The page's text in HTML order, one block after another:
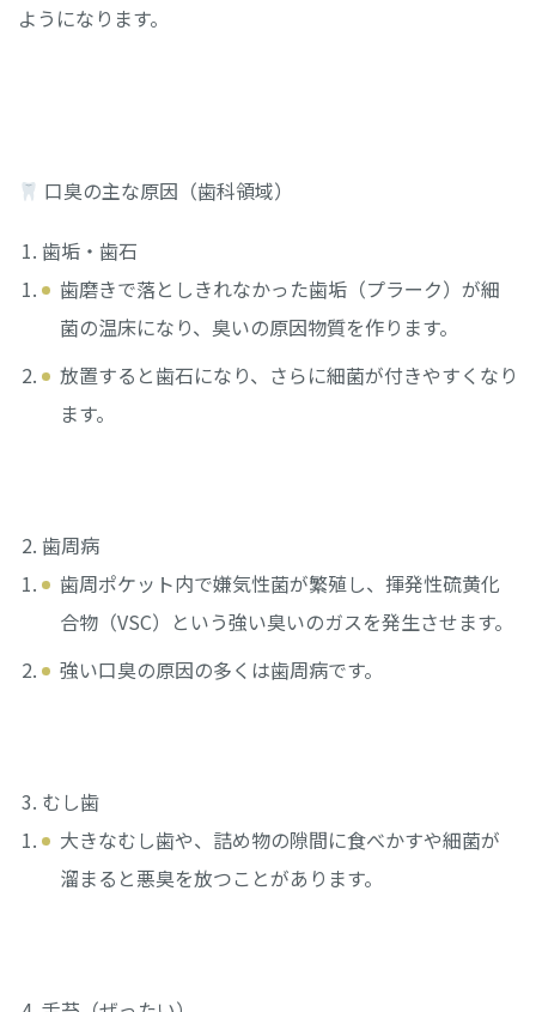
ようになります。
口臭の主な原因（歯科領域）
歯垢・歯石
歯磨きで落としきれなかった歯垢（プラーク）が細
菌の温床になり、臭いの原因物質を作ります。
放置すると歯石になり、さらに細菌が付きやすくなり
ます。
歯周病
歯周ポケット内で嫌気性菌が繁殖し、揮発性硫黄化
合物（VSC）という強い臭いのガスを発生させます。
強い口臭の原因の多くは歯周病です。
むし歯
大きなむし歯や、詰め物の隙間に食べかすや細菌が
溜まると悪臭を放つことがあります。